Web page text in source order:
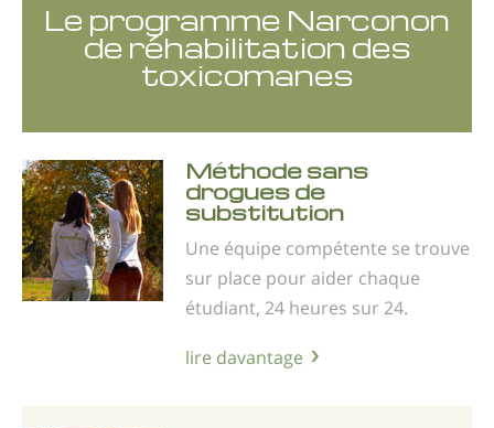
Le programme Narconon
de réhabilitation des
toxicomanes
Méthode sans
drogues de
substitution
Une équipe compétente se trouve
sur place pour aider chaque
étudiant, 24 heures sur 24.
lire davantage